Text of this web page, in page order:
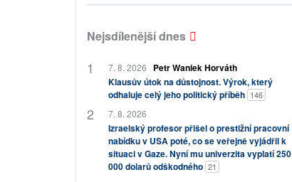
Nejsdílenější dnes
7. 8. 2026
Petr Waniek Horváth
Klausův útok na důstojnost. Výrok, který
odhaluje celý jeho politický příběh 146
7. 8. 2026
Izraelský profesor přišel o prestižní pracovní
nabídku v USA poté, co se veřejně vyjádřil k
situaci v Gaze. Nyní mu univerzita vyplatí 250
000 dolarů odškodného 21